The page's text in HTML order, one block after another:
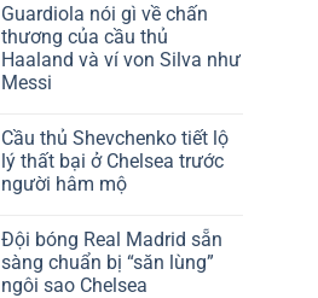
Guardiola nói gì về chấn
thương của cầu thủ
Haaland và ví von Silva như
Messi
Cầu thủ Shevchenko tiết lộ
lý thất bại ở Chelsea trước
người hâm mộ
Đội bóng Real Madrid sẵn
sàng chuẩn bị “săn lùng”
ngôi sao Chelsea